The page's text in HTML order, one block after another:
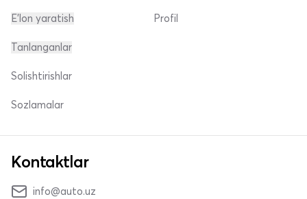
E'lon yaratish Profil
Tanlanganlar
Solishtirishlar
Sozlamalar
Kontaktlar
info@auto.uz